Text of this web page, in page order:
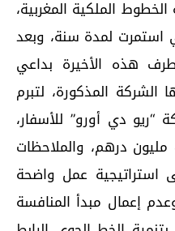
الملكية المغربية،
استمرت لمدة سنة، وبعد
هذه الأخيرة بداعي
الشركة المذكورة، لتبرم
“ريو دي أورو” للأسفار،
مقابل دعم سنوي يقدر بـ4،7 مليون درهم، والملاحظات
استراتيجية عمل واضحة
إعمال مبدأ المنافسة